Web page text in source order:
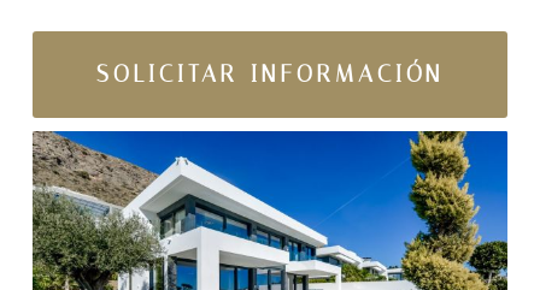
SOLICITAR INFORMACIÓN